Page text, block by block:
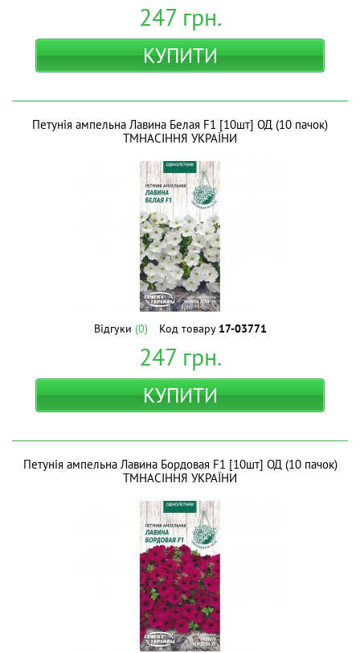
247грн.
КУПИТИ
Петунія ампельна Лавина Белая F1 [10шт] ОД (10 пачок)
ТМНАСІННЯ УКРАЇНИ
Відгуки (0) Код товару 17-03771
247грн.
КУПИТИ
Петунія ампельна Лавина Бордовая F1 [10шт] ОД (10 пачок)
ТМНАСІННЯ УКРАЇНИ